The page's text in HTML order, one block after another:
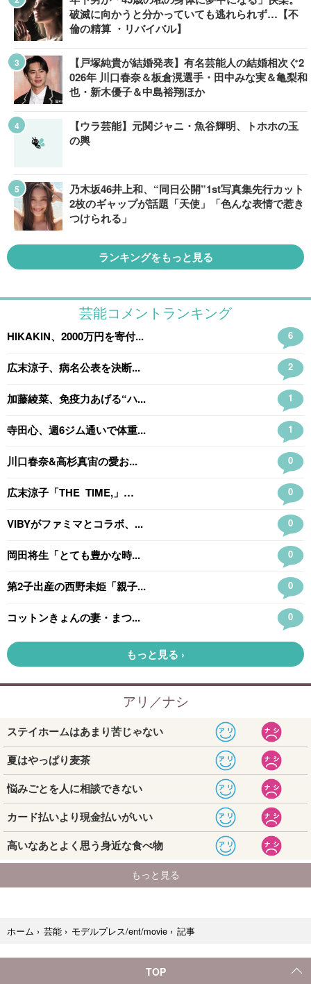
破滅に向かうと分かっていても逃れられず…【不
倫の精算 ・リバイバル】
【戸塚純貴が結婚発表】有名芸能人の結婚相次ぐ2
026年 川口春奈＆板倉滉選手・田中みな実＆亀梨和
也・新木優子＆中島裕翔ほか
【ウラ芸能】元関ジャニ・魚谷輝明、トホホの玉
の輿
乃木坂46井上和、“同日公開”1st写真集先行カット
2枚のギャップが話題「天使」「色んな表情で惹き
つけられる」
ランキングをもっと見る
ホーム › 芸能 › モデルプレス/ent/movie › 記事
TOP